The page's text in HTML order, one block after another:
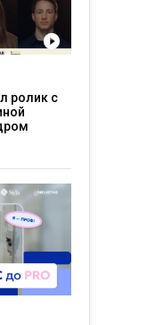
ролик с